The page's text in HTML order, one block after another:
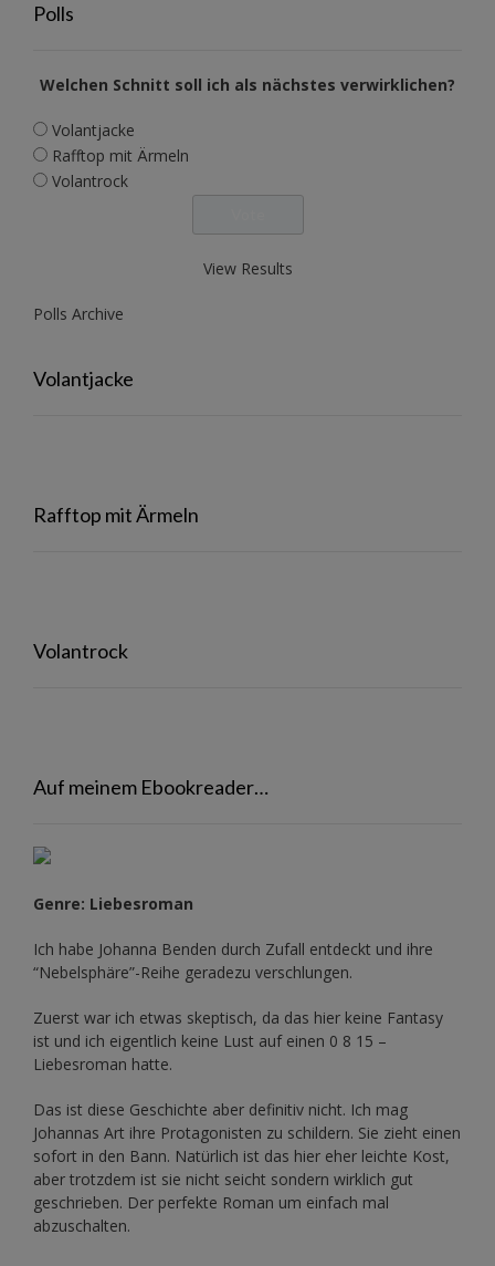
Polls
Welchen Schnitt soll ich als nächstes verwirklichen?
Volantjacke
Rafftop mit Ärmeln
Volantrock
View Results
Polls Archive
Volantjacke
Rafftop mit Ärmeln
Volantrock
Auf meinem Ebookreader…
Genre: Liebesroman
Ich habe Johanna Benden durch Zufall entdeckt und ihre
“Nebelsphäre”-Reihe geradezu verschlungen.
Zuerst war ich etwas skeptisch, da das hier keine Fantasy
ist und ich eigentlich keine Lust auf einen 0 8 15 –
Liebesroman hatte.
Das ist diese Geschichte aber definitiv nicht. Ich mag
Johannas Art ihre Protagonisten zu schildern. Sie zieht einen
sofort in den Bann. Natürlich ist das hier eher leichte Kost,
aber trotzdem ist sie nicht seicht sondern wirklich gut
geschrieben. Der perfekte Roman um einfach mal
abzuschalten.